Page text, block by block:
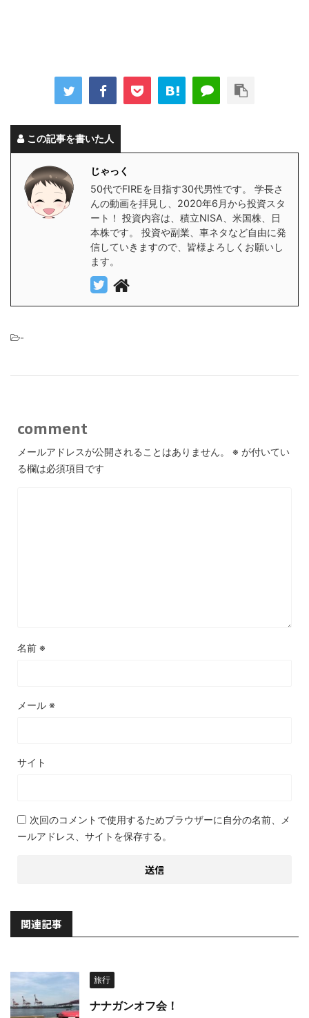
この記事を書いた人
じゃっく
50代でFIREを目指す30代男性です。 学長さ
んの動画を拝見し、2020年6月から投資スタ
ート！ 投資内容は、積立NISA、米国株、日
本株です。 投資や副業、車ネタなど自由に発
信していきますので、皆様よろしくお願いし
ます。
-
comment
メールアドレスが公開されることはありません。 ※ が付いてい
る欄は必須項目です
名前 ※
メール ※
サイト
次回のコメントで使用するためブラウザーに自分の名前、メ
ールアドレス、サイトを保存する。
関連記事
旅行
ナナガンオフ会！